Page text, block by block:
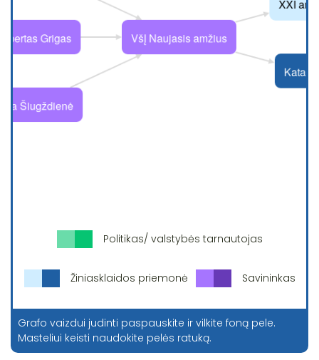
Politikas/ valstybės tarnautojas
Žiniasklaidos priemonė Savininkas
Grafo vaizdui judinti paspauskite ir vilkite foną pele.
Masteliui keisti naudokite pelės ratuką.